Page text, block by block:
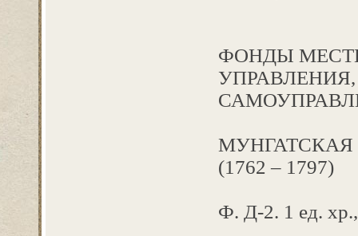
ФОНДЫ
МУНГАТСКАЯ
(1762 – ­1797)
Ф. Д-2. 1 ед.